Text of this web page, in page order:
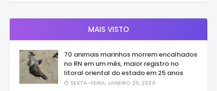
MAIS VISTO
70 animais marinhos morrem encalhados
no RN em um mês, maior registro no
litoral oriental do estado em 25 anos
SEXTA-FEIRA, JANEIRO 26, 2024